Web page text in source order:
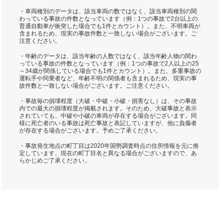
・車両種別のデータは、該当車両の数ではなく、該当車両種別の関
わっている事故の件数となっています（例：1つの事故で2台以上の
普通自動車が衝突した場合でも1件とカウント）。また、不明車両が
含まれるため、現実の事故件数と一致しない場合がございます。ご
注意ください。
・年齢のデータは、該当年齢の人数ではなく、該当年齢人物の関わ
っている事故の件数となっています（例：1つの事故で2人以上の25
～34歳が関係している場合でも1件とカウント）。また、多重事故の
運転手や同乗者など、年齢不明の関係者も含まれるため、現実の事
故件数と一致しない場合がございます。ご注意ください。
・事故毎の損壊程度（大破・中破・小破・損害なし）は、その事故
内での最大の損壊程度が掲載されます。そのため、大破事故と表示
されていても、中破や小破の車両が存在する場合がございます。同
様に死亡者のいる事故は死亡事故と表記していますが、他に負傷者
が存在する場合がございます。予めご了承ください。
・事故発生地点の町丁目は2020年国勢調査時点の住所情報を元に推
定しています。現在の町丁目名と異なる場合がございますので、あ
らかじめご了承ください。